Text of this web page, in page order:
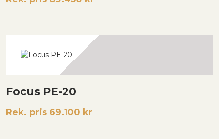
Focus PE-20
Rek. pris 69.100 kr